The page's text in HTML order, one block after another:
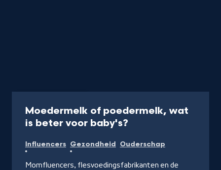
Moedermelk of poedermelk, wat
is beter voor baby's?
NPO
Luister
Influencers Gezondheid Ouderschap
Momfluencers, flesvoedingsfabrikanten en de